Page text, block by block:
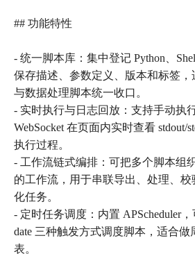
## 功能特性
- 统一脚本库：集中登记 Python、
保存描述、参数定义、版本和标签
与数据处理脚本统一收口。
- 实时执行与日志回放：支持手动执
WebSocket 在页面内实时查看 stdout/
执行过程。
- 工作流链式编排：可把多个脚本组
的工作流，用于串联导出、处理、
化任务。
- 定时任务调度：内置 APScheduler，
date 三种触发方式调度脚本，适合做
表。